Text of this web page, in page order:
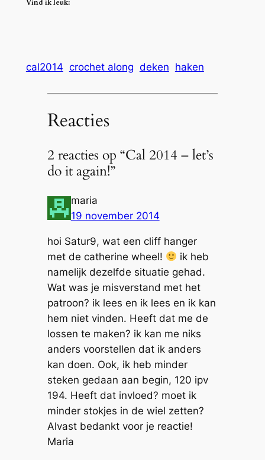
Vind ik leuk:
cal2014 crochet along deken haken
Reacties
2 reacties op “Cal 2014 – let’s
do it again!”
maria
19 november 2014
hoi Satur9, wat een cliff hanger
met de catherine wheel!
ik heb
namelijk dezelfde situatie gehad.
Wat was je misverstand met het
patroon? ik lees en ik lees en ik kan
hem niet vinden. Heeft dat me de
lossen te maken? ik kan me niks
anders voorstellen dat ik anders
kan doen. Ook, ik heb minder
steken gedaan aan begin, 120 ipv
194. Heeft dat invloed? moet ik
minder stokjes in de wiel zetten?
Alvast bedankt voor je reactie!
Maria